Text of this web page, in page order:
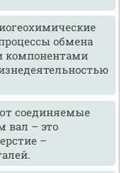
обмена
компонентами
соединяемые
вал – это
–